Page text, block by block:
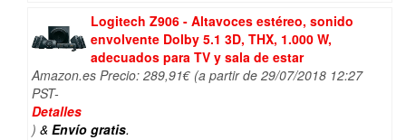
Logitech Z906 - Altavoces estéreo, sonido
envolvente Dolby 5.1 3D, THX, 1.000 W,
adecuados para TV y sala de estar
Amazon.es Precio: 289,91€ (a partir de 29/07/2018 12:27
PST-
Detalles
) & Envío gratis.